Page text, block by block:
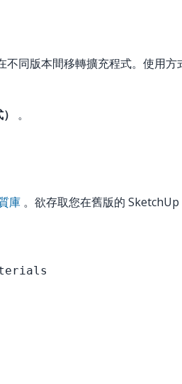
同版本間移轉擴充程式。使用方
。
庫 。欲存取您在舊版的